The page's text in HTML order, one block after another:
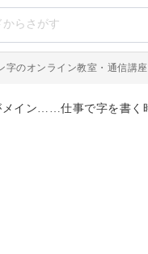
字のオンライン教室・通信講座